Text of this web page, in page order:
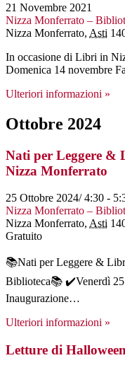
21 Novembre 2021
Nizza Monferrato –
Nizza Monferrato, Asti
In occasione di Libri in
Domenica 14 novembre
Ulteriori informazioni »
Ottobre 2024
Nati per Leggere &
Nizza Monferrato
25 Ottobre 2024/ 4:30 -
Nizza Monferrato –
Nizza Monferrato, Asti
Gratuito
📚Nati per Leggere &
Biblioteca📚 ✔️Venerdì 25
Inaugurazione…
Ulteriori informazioni »
Letture di